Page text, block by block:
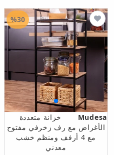
Mudesa
خزانة متعددة
الأغراض مع رف زخرفي مفتوح
مع 4 أرفف ومنظم خشب
معدني
%30